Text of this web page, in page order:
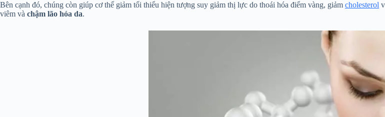
Bên cạnh đó, chúng còn giúp cơ thể giảm tối thiểu hiện tượng suy giảm thị lực do thoái hóa điểm vàng, giảm cholesterol
viêm và chậm lão hóa da.